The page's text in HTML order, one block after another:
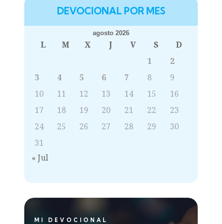
DEVOCIONAL POR MES
agosto 2026
L M X J V S
D
1
2
3
4 5 6 7 8
9
10
11 12 13 14 15
16
17
18 19 20 21 22
23
24
25 26 27 28 29
30
31
« Jul
MI DEVOCIONAL